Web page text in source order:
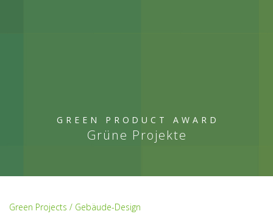
GREEN PRODUCT AWARD
Grüne Projekte
Green Projects / Gebäude-Design